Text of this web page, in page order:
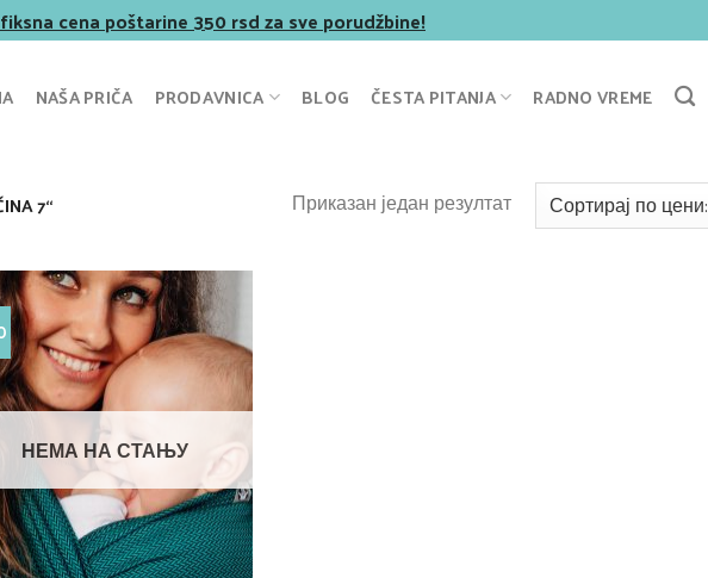
cena poštarine 350 rsd za sve porudžbine!
NAŠA PRIČA PRODAVNICA BLOG ČESTA PITANJA RADNO VREME
7“ Приказан један резултат
НЕМА НА СТАЊУ